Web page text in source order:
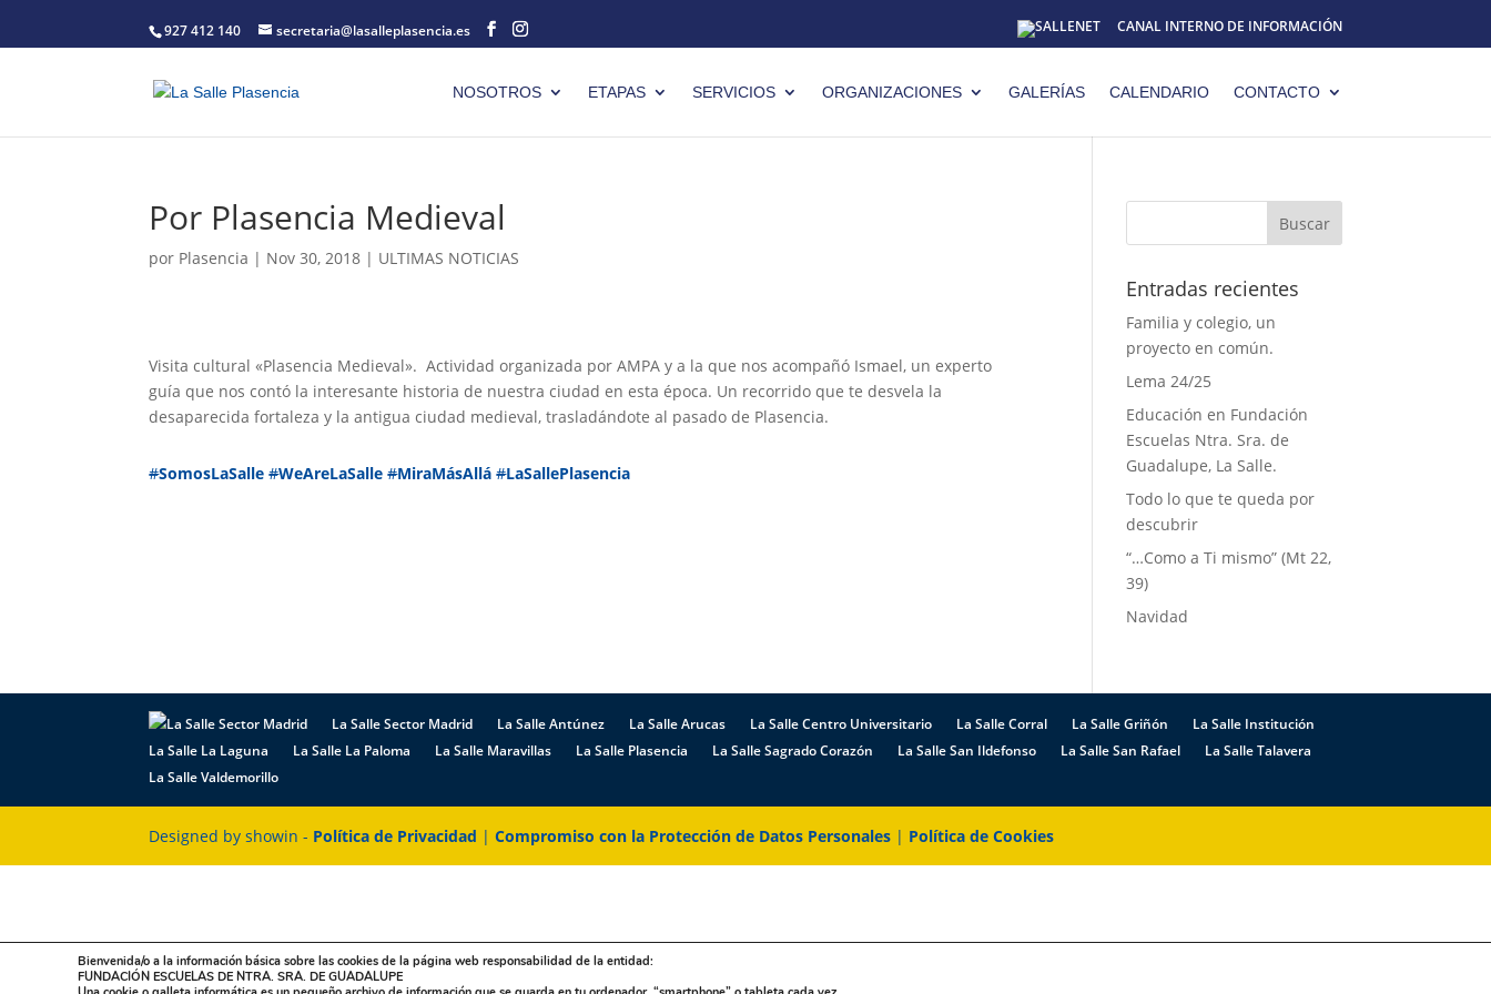
927 412 140 secretaria@lasalleplasencia.es CANAL INTERNO DE INFORMACIÓN
NOSOTROS ETAPAS SERVICIOS ORGANIZACIONES GALERÍAS CALENDARIO CONTACTO
Por Plasencia Medieval
por Plasencia | Nov 30, 2018 | ULTIMAS NOTICIAS
Visita cultural «Plasencia Medieval». Actividad organizada por AMPA y a la que nos acompañó Ismael, un experto
guía que nos contó la interesante historia de nuestra ciudad en esta época. Un recorrido que te desvela la
desaparecida fortaleza y la antigua ciudad medieval, trasladándote al pasado de Plasencia.
#SomosLaSalle #WeAreLaSalle #MiraMásAllá #LaSallePlasencia
Entradas recientes
Familia y colegio, un
proyecto en común.
Lema 24/25
Educación en Fundación
Escuelas Ntra. Sra. de
Guadalupe, La Salle.
Todo lo que te queda por
descubrir
“…Como a Ti mismo” (Mt 22,
39)
Navidad
La Salle Sector Madrid La Salle Antúnez La Salle Arucas La Salle Centro Universitario La Salle Corral La Salle Griñón
La Salle Institución
La Salle La Laguna
La Salle La Paloma La Salle Maravillas La Salle Plasencia La Salle Sagrado Corazón La Salle San Ildefonso La Salle San Rafael
La Salle Talavera
La Salle Valdemorillo
Designed by showin - Política de Privacidad |Compromiso con la Protección de Datos Personales | Política de Cookies
Bienvenida/o a la información básica sobre las cookies de la página web responsabilidad de la entidad:
FUNDACIÓN ESCUELAS DE NTRA. SRA. DE GUADALUPE